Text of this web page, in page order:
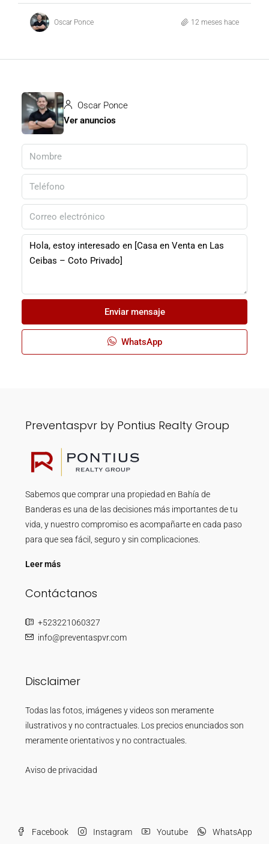
Oscar Ponce 12 meses hace
Oscar Ponce
Ver anuncios
Enviar mensaje
WhatsApp
Preventaspvr by Pontius Realty Group
Sabemos que comprar una propiedad en Bahía de
Banderas es una de las decisiones más importantes de tu
vida, y nuestro compromiso es acompañarte en cada paso
para que sea fácil, seguro y sin complicaciones.
Leer más
Contáctanos
+523221060327
info@preventaspvr.com
Disclaimer
Todas las fotos, imágenes y videos son meramente
ilustrativos y no contractuales. Los precios enunciados son
meramente orientativos y no contractuales.
Aviso de privacidad
Facebook Instagram Youtube WhatsApp